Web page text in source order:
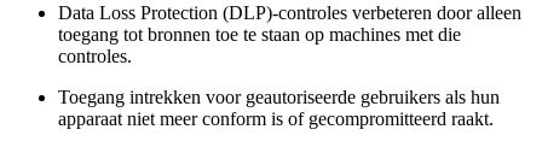
Data Loss Protection (DLP)-controles verbeteren door alleen
toegang tot bronnen toe te staan op machines met die
controles.
Toegang intrekken voor geautoriseerde gebruikers als hun
apparaat niet meer conform is of gecompromitteerd raakt.